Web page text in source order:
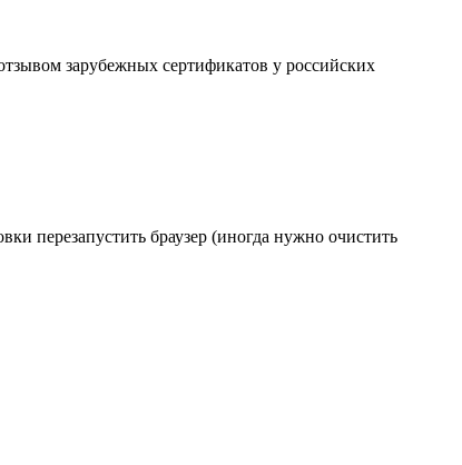
зарубежных сертификатов у российских
перезапустить браузер (иногда нужно очистить